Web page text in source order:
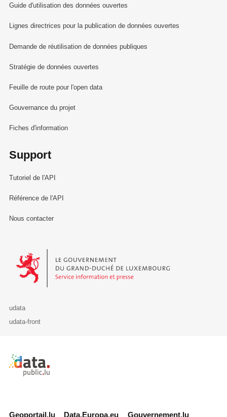
Guide d'utilisation des données ouvertes
Lignes directrices pour la publication de données ouvertes
Demande de réutilisation de données publiques
Stratégie de données ouvertes
Feuille de route pour l'open data
Gouvernance du projet
Fiches d'information
Support
Tutoriel de l'API
Référence de l'API
Nous contacter
Le Gouvernement du Grand-Duché de Luxembourg - Service
udata
udata-front
Retour à l'accueil de data.public.lu
Geoportail.lu Data.Europa.eu Gouvernement.lu